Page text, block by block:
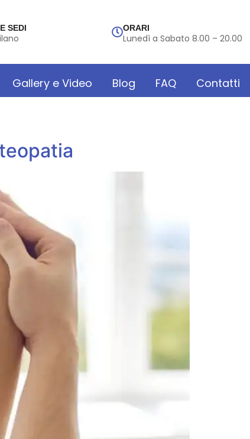
SEDI ORARI
Lunedì a Sabato 8.00 – 20.00
Gallery e Video Blog FAQ Contatti